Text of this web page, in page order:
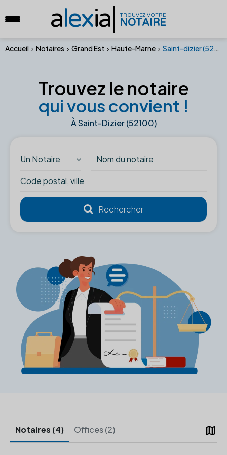
alexia TROUVEZ VOTRE
NOTAIRE
Accueil Notaires Grand Est Haute-Marne Saint-dizier (52100)
Trouvez le notaire
qui vous convient !
À Saint-Dizier (52100)
Un Notaire
map
Notaires (4) Offices (2)